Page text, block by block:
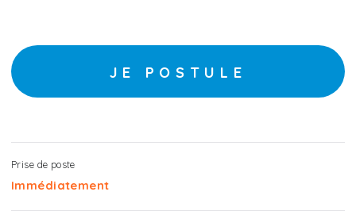
JE POSTULE
Prise de poste
Immédiatement